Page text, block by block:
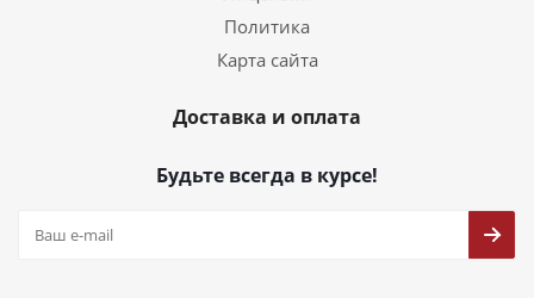
Политика
Карта сайта
Доставка и оплата
Будьте всегда в курсе!